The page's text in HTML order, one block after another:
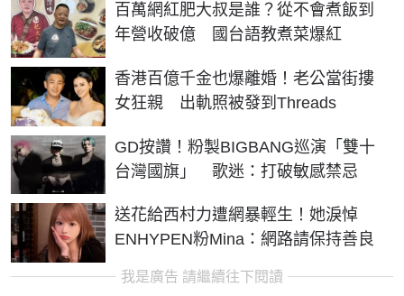
百萬網紅肥大叔是誰？從不會煮飯到
年營收破億 國台語教煮菜爆紅
香港百億千金也爆離婚！老公當街摟
女狂親 出軌照被發到Threads
GD按讚！粉製BIGBANG巡演「雙十
台灣國旗」 歌迷：打破敏感禁忌
送花給西村力遭網暴輕生！她淚悼
ENHYPEN粉Mina：網路請保持善良
我是廣告 請繼續往下閱讀